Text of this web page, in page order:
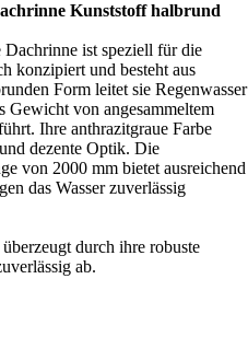
Kunststoff halbrund
ist speziell für die
konzipiert und besteht aus
Form leitet sie Regenwasser
Gewicht von angesammeltem
Ihre anthrazitgraue Farbe
dezente Optik. Die
von 2000 mm bietet ausreichend
das Wasser zuverlässig
durch ihre robuste
ab.